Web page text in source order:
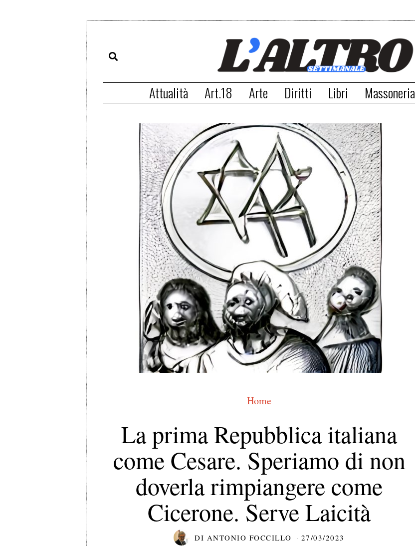
Attualità Art.18 Arte Diritti Libri Massoneria
Home
La prima Repubblica italiana
come Cesare. Speriamo di non
doverla rimpiangere come
Cicerone. Serve Laicità
DI ANTONIO FOCCILLO
27/03/2023